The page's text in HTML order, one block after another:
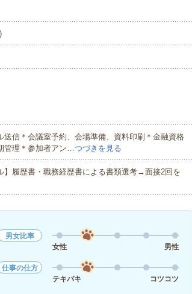
送信＊会議室予約、会場準備、資料印刷＊金融資格
管理＊参加者アン…つづきを見る
】履歴書・職務経歴書による書類選考→面接2回を
男女比率
女性
男性
仕事の仕方
テキパキ
コツコツ